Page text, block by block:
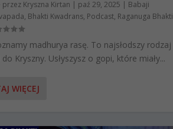
przez Kryszna Kirtan | paź 29, 2025 | Babaji
, Bhakti Kwadrans, Podcast, Raganuga Bhakti
madhurya rasę. To najsłodszy rodzaj
do Kryszny. Usłyszysz o gopi, które miały...
WIĘCEJ